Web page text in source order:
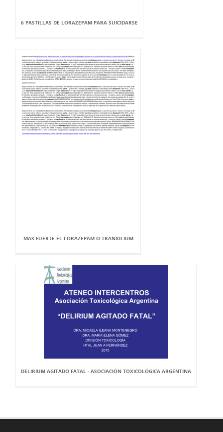
6 PASTILLAS DE LORAZEPAM PARA SUICIDARSE
MAS FUERTE EL LORAZEPAM O TRANXILIUM
DELIRIUM AGITADO FATAL - ASOCIACIÓN TOXICOLÓGICA ARGENTINA